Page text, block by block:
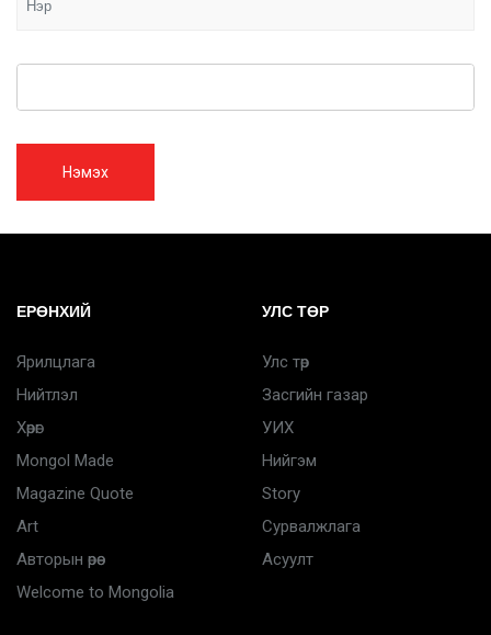
Нэмэх
ЕРӨНХИЙ
Ярилцлага
Нийтлэл
Хөрөг
Mongol Made
Magazine Quote
Art
Авторын өрөө
Welcome to Mongolia
УЛС ТӨР
Улс төр
Засгийн газар
УИХ
Нийгэм
Story
Сурвалжлага
Асуулт